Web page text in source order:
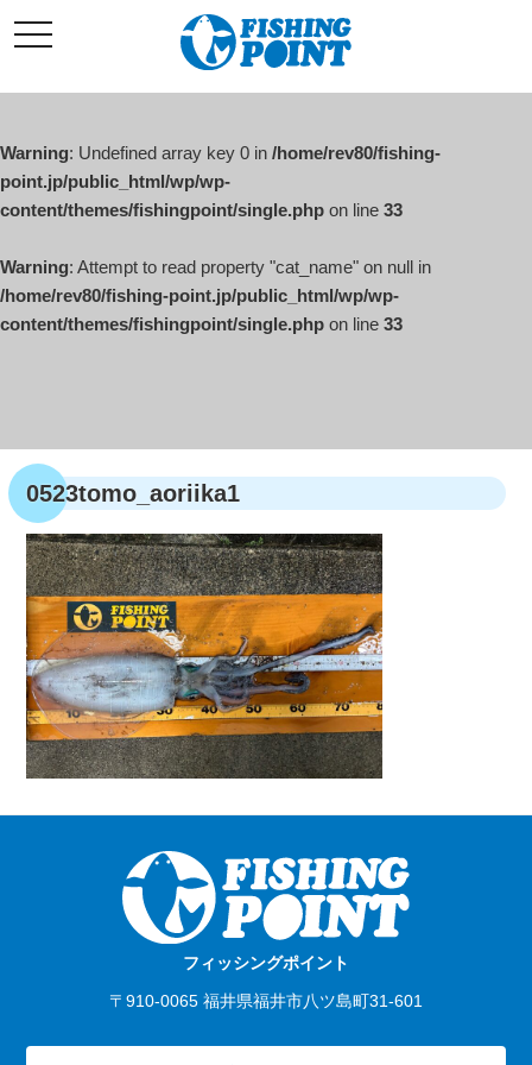
ン
ン
へ
ス
キ
プ
t
o
l
v
i
a
o
n
Warning: Undefined array key 0 in /home/rev80/fishing-
point.jp/public_html/wp/wp-
content/themes/fishingpoint/single.php on line 33
Warning: Attempt to read property "cat_name" on null in
/home/rev80/fishing-point.jp/public_html/wp/wp-
content/themes/fishingpoint/single.php on line 33
0523tomo_aoriika1
フィッシングポイント
〒910-0065 福井県福井市八ツ島町31-601